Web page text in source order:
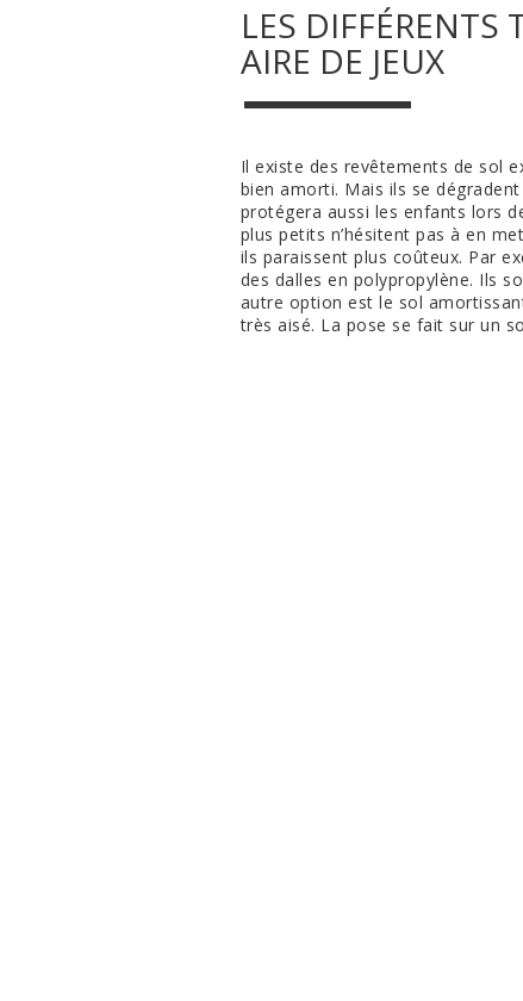
LES DIFFÉRENTS
AIRE DE JEUX
Il existe des revêtements de sol
bien amorti. Mais ils se
protégera aussi les enfants lors
plus petits n’hésitent pas à en
ils paraissent plus coûteux. Par
des dalles en polypropylène. Ils
autre option est le sol
très aisé. La pose se fait sur un